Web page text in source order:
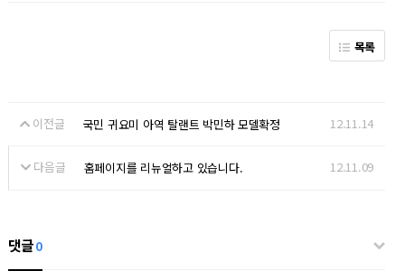
목록
이전글 국민 귀요미 아역 탈랜트 박민하 모델확정 12.11.14
다음글 홈페이지를 리뉴얼하고 있습니다. 12.11.09
댓글0